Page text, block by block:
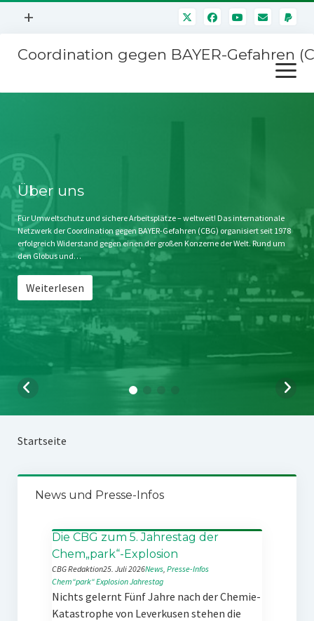
Menü
+
Mitmachen
Kontakt
Impressum
Störfälle
Coordination gegen BAYER-Gefahren
Menü
öffnen
Stichwort BAYER
Jahrestagung
SPENDEN
Über uns
Für Umweltschutz und sichere Arbeitsplätze – weltweit! Das internationale
Netzwerk der Coordination gegen BAYER-Gefahren (CBG) organisiert seit 1978
erfolgreich Widerstand gegen einen der großen Konzerne der Welt. Rund um
den Globus und…
Weiterlesen
Startseite
News und Presse-Infos
Die CBG zum 5. Jahrestag der
Chem„park“-Explosion
CBG Redaktion25. Juli 2026News, Presse-Infos
Chem“park“ExplosionJahrestag
Nichts gelernt Fünf Jahre nach der Chemie-
Katastrophe von Leverkusen stehen die